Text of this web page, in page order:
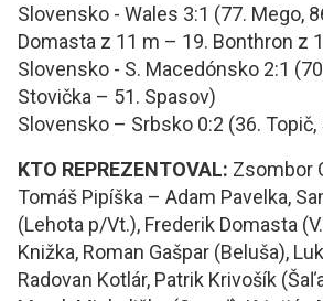
Slovensko - Wales 3:1 (77. Mego,
Domasta z 11 m – 19. Bonthron z
Slovensko - S. Macedónsko 2:1
Stovička – 51. Spasov)
Slovensko – Srbsko 0:2 (36. Topič,
KTO REPREZENTOVAL: Zsombor
Tomáš Pipíška – Adam Pavelka,
(Lehota p/Vt.), Frederik Domasta
Knižka, Roman Gašpar (Beluša),
Radovan Kotlár, Patrik Krivošík